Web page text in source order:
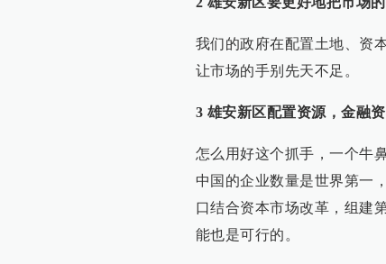
我们的政府在配置土地、资
让市场的手别先天不足。
3 雄安新区配置资源，金融
怎么用好这个抓手，一个牛
中国的企业数量是世界第一
口结合资本市场改革，组建
能也是可行的。